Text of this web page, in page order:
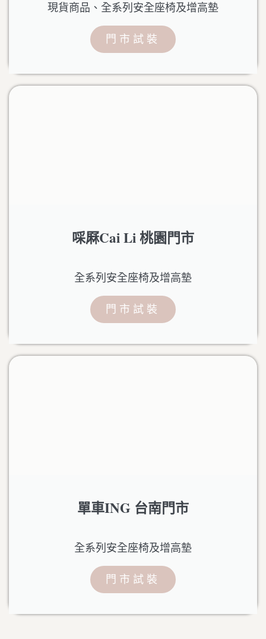
現貨商品、全系列安全座椅及增高墊
門市試裝
啋厤Cai Li 桃園門市
全系列安全座椅及增高墊
門市試裝
單車ING 台南門市
全系列安全座椅及增高墊
門市試裝